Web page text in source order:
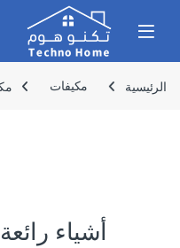
Skip to navigation
Skip to content
الرئيسية مكيفات
أشياء